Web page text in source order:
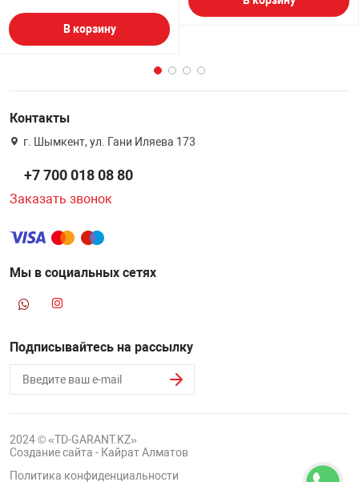
В корзину
Контакты
г. Шымкент, ул. Гани Иляева 173
+7 700 018 08 80
Заказать звонок
Мы в социальных сетях
Подписывайтесь на рассылку
2024 © «TD-GARANT.KZ»
Создание сайта - Кайрат Алматов
Политика конфиденциальности